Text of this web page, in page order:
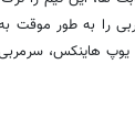
را به طور موقت به
یوپ هاینکس،